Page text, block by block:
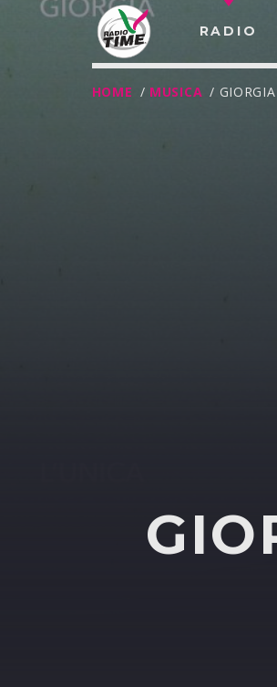
RADIO
HOME / MUSICA /